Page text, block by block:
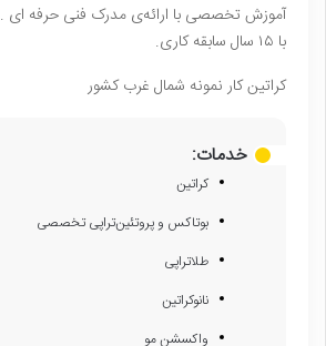
آموزش تخصصی با ارائه‌ی مدرک فنی حرفه ای .
با ۱۵ سال سابقه کاری.
کراتین کار نمونه شمال غرب کشور
خدمات:
کراتین
بوتاکس و پروتئین‌تراپی تخصصی
طلاتراپی
نانوکراتین
واکسشن مو